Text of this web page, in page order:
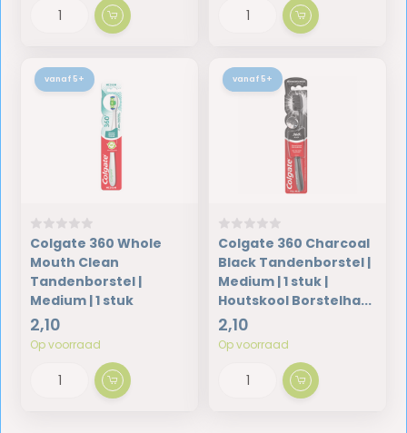
vanaf 5+
Colgate 360 Whole
Mouth Clean
Tandenborstel |
Medium | 1 stuk
2,10
Op voorraad
vanaf 5+
Colgate 360 Charcoal
Black Tandenborstel |
Medium | 1 stuk |
Houtskool Borstelha...
2,10
Op voorraad